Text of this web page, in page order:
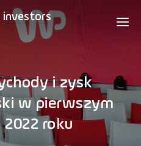
i zysk
w pierwszym
roku